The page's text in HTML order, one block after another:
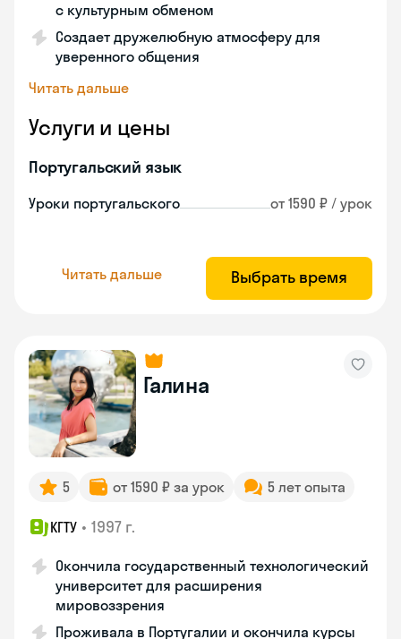
с культурным обменом
Создает дружелюбную атмосферу для
уверенного общения
Читать дальше
Услуги и цены
Португальский язык
Уроки португальского от 1590 ₽ / урок
Читать дальше Выбрать время
Галина
5 от 1590 ₽ за урок 5 лет опыта
КГТУ • 1997 г.
Окончила государственный технологический
университет для расширения
мировоззрения
Проживала в Португалии и окончила курсы